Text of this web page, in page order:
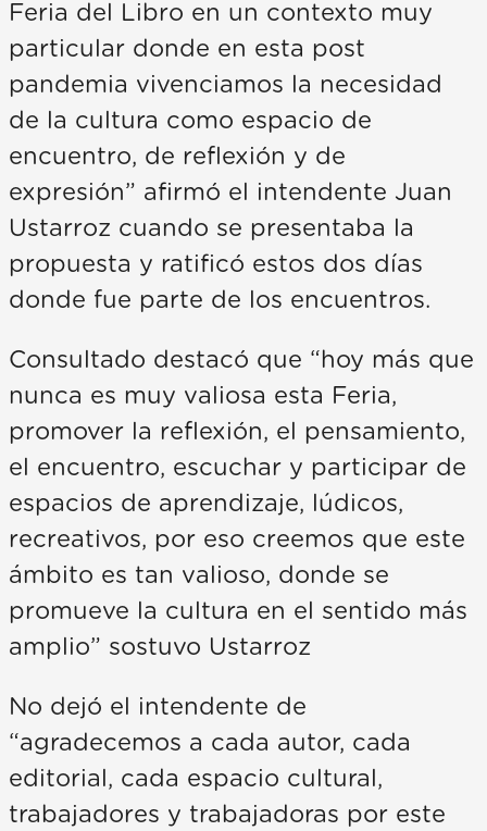
Feria del Libro en un contexto muy
particular donde en esta post
pandemia vivenciamos la necesidad
de la cultura como espacio de
encuentro, de reflexión y de
expresión” afirmó el intendente Juan
Ustarroz cuando se presentaba la
propuesta y ratificó estos dos días
donde fue parte de los encuentros.
Consultado destacó que “hoy más que
nunca es muy valiosa esta Feria,
promover la reflexión, el pensamiento,
el encuentro, escuchar y participar de
espacios de aprendizaje, lúdicos,
recreativos, por eso creemos que este
ámbito es tan valioso, donde se
promueve la cultura en el sentido más
amplio” sostuvo Ustarroz
No dejó el intendente de
“agradecemos a cada autor, cada
editorial, cada espacio cultural,
trabajadores y trabajadoras por este